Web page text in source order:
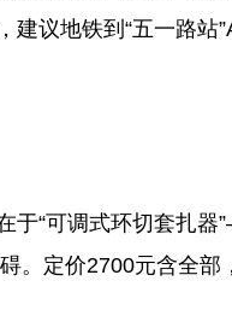
议地铁到“五一路站
于“可调式环切套扎
。定价2700元含全部